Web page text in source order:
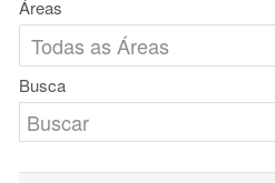
Áreas
Busca